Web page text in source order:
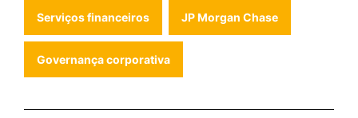
Serviços financeiros JP Morgan Chase
Governança corporativa